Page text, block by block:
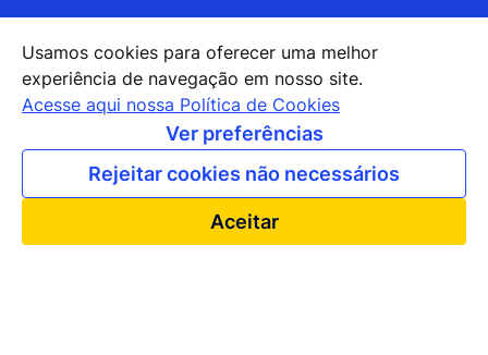
+55 (61) 2027-0202
+55 (61) 2027-0203
apexbrasil@apexbrasil.com.br
Nossos escritórios pelo mundo
Usamos cookies para oferecer uma melhor
experiência de navegação em nosso site.
Acesse aqui nossa Política de Cookies
Ver preferências
Rejeitar cookies não necessários
Aceitar